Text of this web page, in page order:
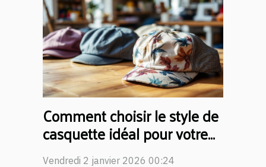
Comment choisir le style de
casquette idéal pour votre
projet personnalisé ?
Vendredi 2 janvier 2026 00:24